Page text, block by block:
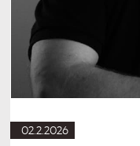
02.2.2026